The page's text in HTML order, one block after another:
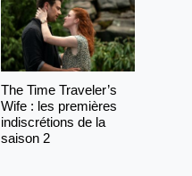
The Time Traveler’s
Wife : les premières
indiscrétions de la
saison 2